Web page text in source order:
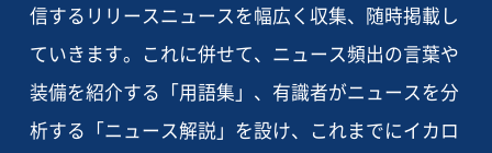
信するリリースニュースを幅広く収集、随時掲載し
ていきます。これに併せて、ニュース頻出の言葉や
装備を紹介する「用語集」、有識者がニュースを分
析する「ニュース解説」を設け、これまでにイカロ